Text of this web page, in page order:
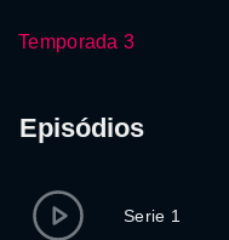
Temporada 3
Episódios
Serie 1